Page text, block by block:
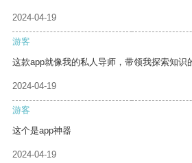
2024-04-19
游客
这款app就像我的私人导师，带领我探索知识
2024-04-19
游客
这个是app神器
2024-04-19